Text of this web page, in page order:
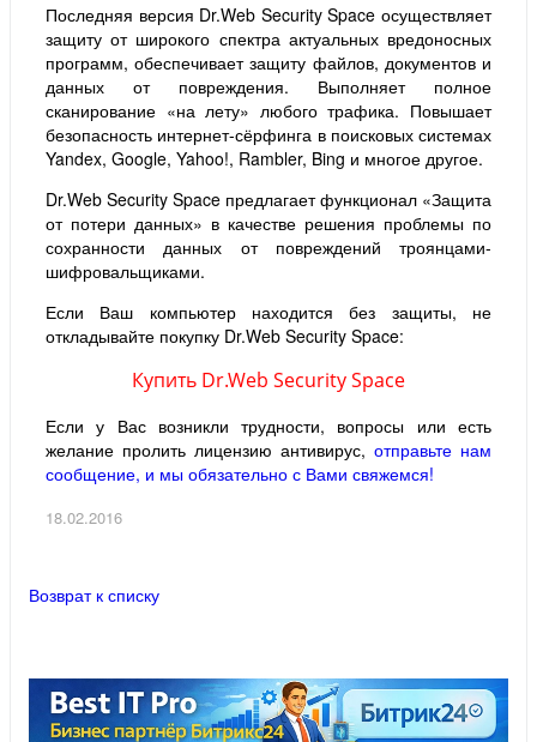
Последняя версия Dr.Web Security Space осуществляет
защиту от широкого спектра актуальных вредоносных
программ, обеспечивает защиту файлов, документов и
данных от повреждения. Выполняет полное
сканирование «на лету» любого трафика. Повышает
безопасность интернет-сёрфинга в поисковых системах
Yandex, Google, Yahoo!, Rambler, Bing и многое другое.
Dr.Web Security Space предлагает функционал «Защита
от потери данных» в качестве решения проблемы по
сохранности данных от повреждений троянцами-
шифровальщиками.
Если Ваш компьютер находится без защиты, не
откладывайте покупку Dr.Web Security Space:
Купить Dr.Web Security Space
Если у Вас возникли трудности, вопросы или есть
желание пролить лицензию антивирус, отправьте нам
сообщение, и мы обязательно с Вами свяжемся!
18.02.2016
Возврат к списку